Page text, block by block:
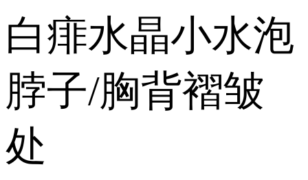
白痱水晶小水泡
脖子/胸背褶皱
处